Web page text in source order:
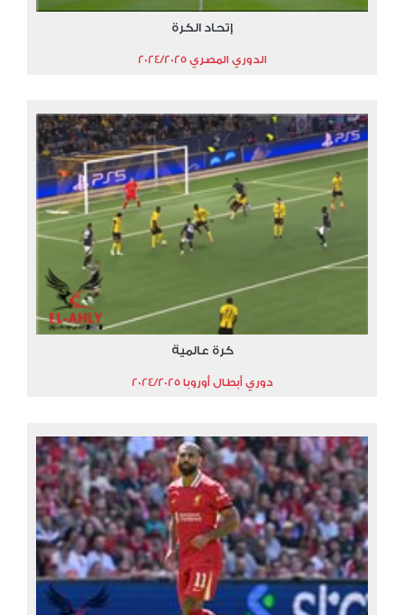
إتحاد الكرة
الدوري المصري 2024/2025
كرة عالمية
دوري أبطال أوروبا 2024/2025